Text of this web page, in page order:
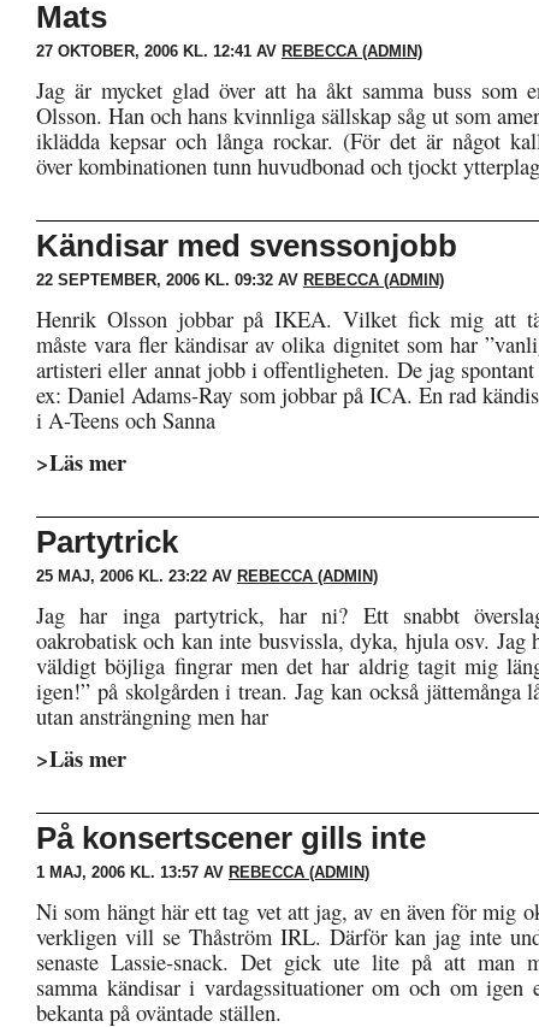
Mats
27 OKTOBER, 2006 KL. 12:41 AV REBECCA (ADMIN)
Jag är mycket glad över att ha åkt samma buss som
Olsson. Han och hans kvinnliga sällskap såg ut som
iklädda kepsar och långa rockar. (För det är något
över kombinationen tunn huvudbonad och tjockt
Kändisar med svenssonjobb
22 SEPTEMBER, 2006 KL. 09:32 AV REBECCA (ADMIN)
Henrik Olsson jobbar på IKEA. Vilket fick mig att
måste vara fler kändisar av olika dignitet som har
artisteri eller annat jobb i offentligheten. De jag
ex: Daniel Adams-Ray som jobbar på ICA. En rad
i A-Teens och Sanna
>Läs mer
Partytrick
25 MAJ, 2006 KL. 23:22 AV REBECCA (ADMIN)
Jag har inga partytrick, har ni? Ett snabbt
oakrobatisk och kan inte busvissla, dyka, hjula osv. Jag
väldigt böjliga fingrar men det har aldrig tagit mig
igen!” på skolgården i trean. Jag kan också jättemånga
utan ansträngning men har
>Läs mer
På konsertscener gills inte
1 MAJ, 2006 KL. 13:57 AV REBECCA (ADMIN)
Ni som hängt här ett tag vet att jag, av en även för mig
verkligen vill se Thåström IRL. Därför kan jag inte
senaste Lassie-snack. Det gick ute lite på att man
samma kändisar i vardagssituationer om och om igen
bekanta på oväntade ställen.